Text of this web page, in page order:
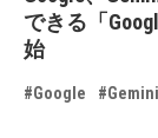
できる「
始
#Google #Gemini